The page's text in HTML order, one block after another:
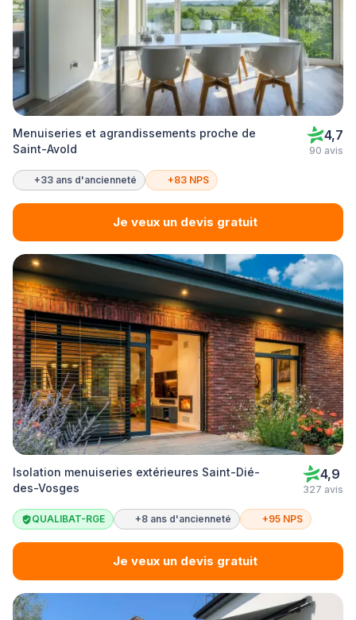
Menuiseries et agrandissements proche de
Saint-Avold
4,7
90 avis
+33 ans d'ancienneté +83 NPS
Je veux un devis gratuit
Isolation menuiseries extérieures Saint-Dié-
des-Vosges
4,9
327 avis
QUALIBAT-RGE +8 ans d'ancienneté +95 NPS
Je veux un devis gratuit